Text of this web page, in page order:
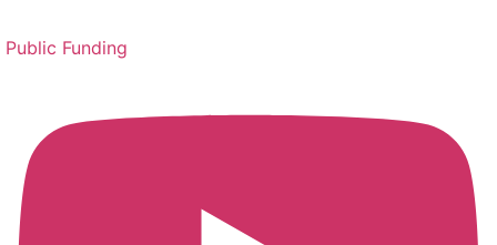
Public Funding